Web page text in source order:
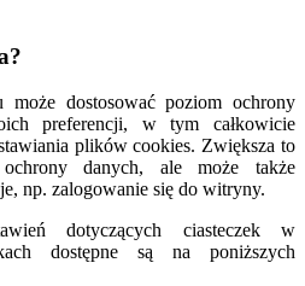
dostosować poziom ochrony
preferencji, w tym całkowicie
plików cookies. Zwiększa to
danych, ale może także
np. zalogowanie się do witryny.
dotyczących ciasteczek w
dostępne są na poniższych